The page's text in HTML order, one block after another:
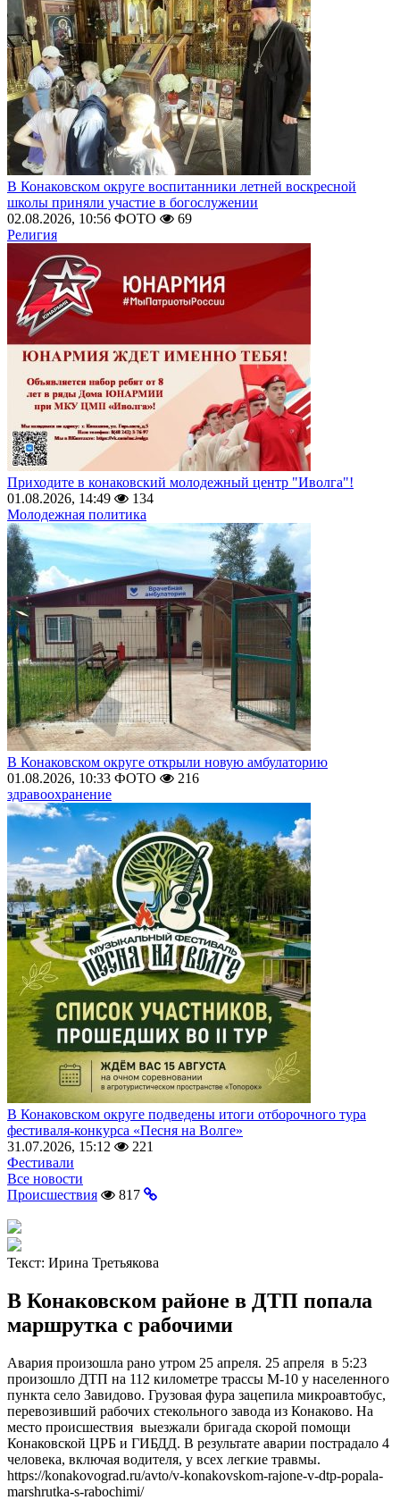
В Конаковском округе воспитанники летней воскресной
школы приняли участие в богослужении
02.08.2026, 10:56 ФОТО
69
Религия
Приходите в конаковский молодежный центр "Иволга"!
01.08.2026, 14:49
134
Молодежная политика
В Конаковском округе открыли новую амбулаторию
01.08.2026, 10:33 ФОТО
216
здравоохранение
В Конаковском округе подведены итоги отборочного тура
фестиваля-конкурса «Песня на Волге»
31.07.2026, 15:12
221
Фестивали
Все новости
Происшествия
817
Текст: Ирина Третьякова
В Конаковском районе в ДТП попала
маршрутка с рабочими
Авария произошла рано утром 25 апреля. 25 апреля в 5:23
произошло ДТП на 112 километре трассы М-10 у населенного
пункта село Завидово. Грузовая фура зацепила микроавтобус,
перевозивший рабочих стекольного завода из Конаково. На
место происшествия выезжали бригада скорой помощи
Конаковской ЦРБ и ГИБДД. В результате аварии пострадало 4
человека, включая водителя, у всех легкие травмы.
https://konakovograd.ru/avto/v-konakovskom-rajone-v-dtp-popala-
marshrutka-s-rabochimi/